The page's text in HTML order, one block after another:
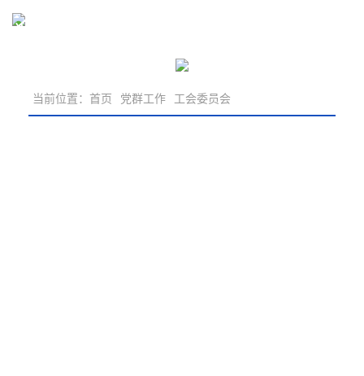
党群工作
当前位置： 首页 党群工作 工会委员会